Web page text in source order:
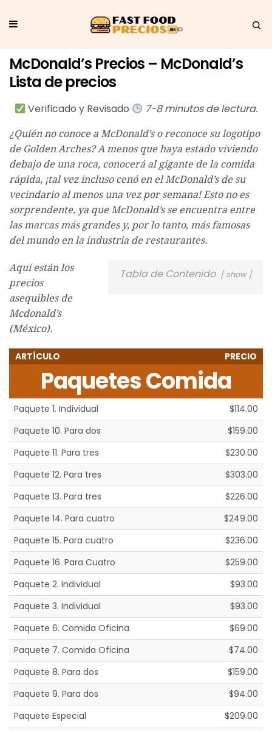
McDonald’s Precios – McDonald’s
Lista de precios
Verificado y Revisado 7-8 minutos de lectura.
¿Quién no conoce a McDonald’s o reconoce su logotipo
de Golden Arches? A menos que haya estado viviendo
debajo de una roca, conocerá al gigante de la comida
rápida, ¡tal vez incluso cenó en el McDonald’s de su
vecindario al menos una vez por semana! Esto no es
sorprendente, ya que McDonald’s se encuentra entre
las marcas más grandes y, por lo tanto, más famosas
del mundo en la industria de restaurantes.
Tabla de Contenido show
Aquí están los
precios
asequibles de
Mcdonald’s
(México).
ARTÍCULO PRECIO
Paquetes Comida
Paquete 1. Individual
$114.00
Paquete 10. Para dos
$159.00
Paquete 11. Para tres
$230.00
Paquete 12. Para tres
$303.00
Paquete 13. Para tres
$226.00
Paquete 14. Para cuatro
$249.00
Paquete 15. Para cuatro
$236.00
Paquete 16. Para Cuatro
$259.00
Paquete 2. Individual
$93.00
Paquete 3. Individual
$93.00
Paquete 6. Comida Oficina
$69.00
Paquete 7. Comida Oficina
$74.00
Paquete 8. Para dos
$159.00
Paquete 9. Para dos
$94.00
Paquete Especial
$209.00